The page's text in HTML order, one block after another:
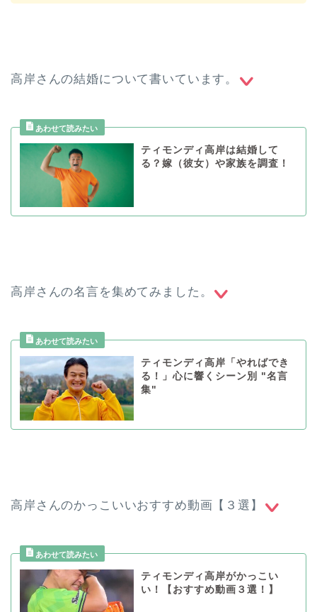
高岸さんの結婚について書いています。
ティモンディ高岸は結婚して
る？嫁（彼女）や家族を調査！
高岸さんの名言を集めてみました。
ティモンディ高岸「やればでき
る！」心に響くシーン別 "名言
集"
高岸さんのかっこいいおすすめ動画【３選】
ティモンディ高岸がかっこい
い！【おすすめ動画３選！】